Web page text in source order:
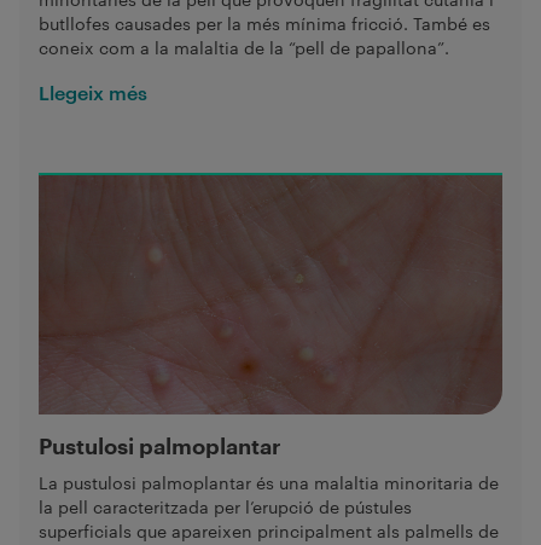
butllofes causades per la més mínima fricció. També es
coneix com a la malaltia de la “pell de papallona”.
Llegeix més
Pustulosi palmoplantar
La pustulosi palmoplantar és una malaltia minoritaria de
la pell caracteritzada per l’erupció de pústules
superficials que apareixen principalment als palmells de